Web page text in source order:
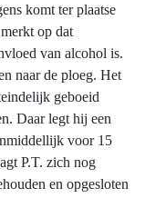
komt ter plaatse
op dat
van alcohol is.
naar de ploeg. Het
geboeid
Daar legt hij een
voor 15
P.T. zich nog
en opgesloten